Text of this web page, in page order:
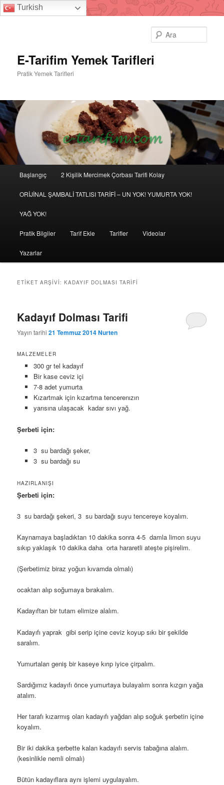
Turkish
E-Tarifim Yemek Tarifleri
Pratik Yemek Tarifleri
Birincil
içeriğe
geç
İkincil
içeriğe
geç
Başlangıç 2 Kişilik Mercimek Çorbası Tarifi Kolay
ORİJİNAL ŞAMBALİ TATLISI TARİFİ – UN YOK! YUMURTA YOK!
YAĞ YOK!
Pratik Bilgiler Tarif Ekle Tarifler Videolar
Yazarlar
ETIKET ARŞIVI:KADAYIF DOLMASI TARIFI
Kadayıf Dolması Tarifi
Yayın tarihi21 Temmuz 2014Nurten
MALZEMELER
300 gr tel kadayıf
Bir kase ceviz içi
7-8 adet yumurta
Kızartmak için kızartma tencerenızın
yarısına ulaşacak kadar sıvı yağ.
Şerbeti için:
3 su bardağı şeker,
3 su bardağı su
HAZIRLANIŞI
Şerbeti için:
3 su bardağı şekeri, 3 su bardağı suyu tencereye koyalım.
Kaynamaya başladıktan 10 dakika sonra 4-5 damla limon suyu
sıkıp yaklaşık 10 dakika daha orta hararetli ateşte pişirelim.
(Şerbetimiz biraz yoğun kıvamda olmalı)
ocaktan alıp soğumaya bırakalım.
Kadayıftan bir tutam elimize alalım.
Kadayıfı yaprak gibi serip içine ceviz koyup sıkı bir şekilde
saralım.
Yumurtaları geniş bir kaseye kırıp iyice çirpalım.
Sardığımız kadayıfı önce yumurtaya bulayalım sonra kızgın yağa
atalım.
Her tarafı kızarmış olan kadayıfı yağdan alıp soğuk şerbetin içine
koyalım.
Bir iki dakika şerbette kalan kadayıfı servis tabağına alalım.
(kesinlikle nemli olmalı)
Bütün kadayıflara aynı işlemi uygulayalım.